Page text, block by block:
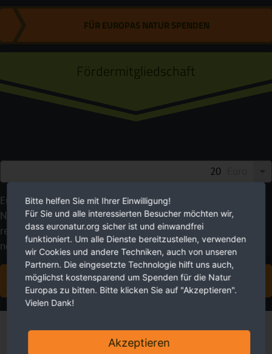
FÜR EUROPAS NATUR SPENDEN
Fördermitgliedschaft
EuroNatur setzt auf langfristig angelegte
Naturschutzprojekte statt Schnellschüsse. Mit Ihren
regelmäßigen Spendenbeiträgen geben Sie uns die dafür
nötige Planungssicherheit.
JETZT FÖRDERMITGLIED WERDEN
Bitte helfen Sie mit Ihrer Einwilligung!
Für Sie und alle interessierten Besucher möchten wir,
dass euronatur.org sicher ist und einwandfrei
funktioniert. Um alle Dienste bereitzustellen, verwenden
wir Cookies und andere Techniken, auch von unseren
Partnern. Die eingesetzte Technologie hilft uns auch,
möglichst kostensparend um Spenden für die Natur
Europas zu bitten. Bitte klicken Sie auf "Akzeptieren".
Vielen Dank!
Akzeptieren